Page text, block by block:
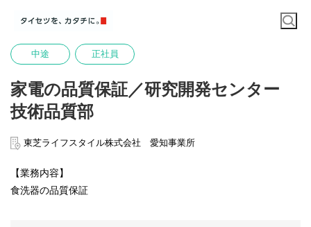
中途 正社員
家電の品質保証／研究開発センター
技術品質部
東芝ライフスタイル株式会社 愛知事業所
【業務内容】
食洗器の品質保証